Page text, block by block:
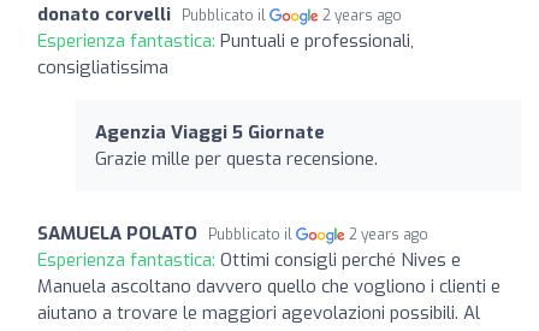
donato corvelli Pubblicato il 2 years ago
Esperienza fantastica: Puntuali e professionali,
consigliatissima
Agenzia Viaggi 5 Giornate
Grazie mille per questa recensione.
SAMUELA POLATO Pubblicato il 2 years ago
Esperienza fantastica: Ottimi consigli perché Nives e
Manuela ascoltano davvero quello che vogliono i clienti e
aiutano a trovare le maggiori agevolazioni possibili. Al